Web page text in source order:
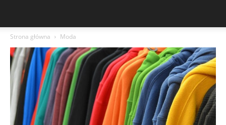
Strona główna Moda